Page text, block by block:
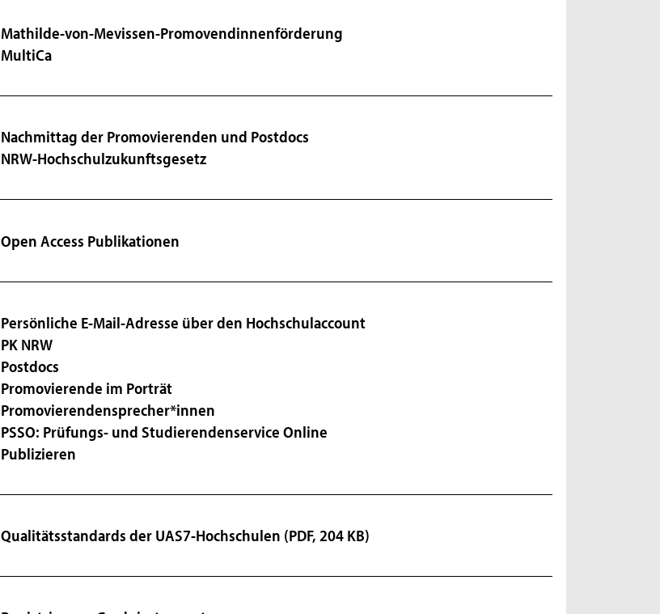
Mathilde-von-Mevissen-Promovendinnenförderung
MultiCa
Nachmittag der Promovierenden und Postdocs
NRW-Hochschulzukunftsgesetz
Open Access Publikationen
Persönliche E-Mail-Adresse über den Hochschulaccount
PK NRW
Postdocs
Promovierende im Porträt
Promovierendensprecher*innen
PSSO: Prüfungs- und Studierendenservice Online
Publizieren
Qualitätsstandards der UAS7-Hochschulen (PDF, 204 KB)